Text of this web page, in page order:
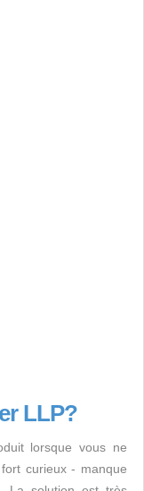
LLP?
lorsque vous ne
curieux - manque